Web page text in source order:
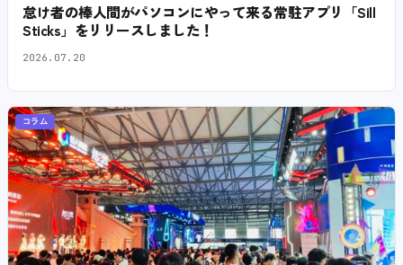
怠け者の棒人間がパソコンにやって来る常駐アプリ「Sill
Sticks」をリリースしました！
2026.07.20
コラム